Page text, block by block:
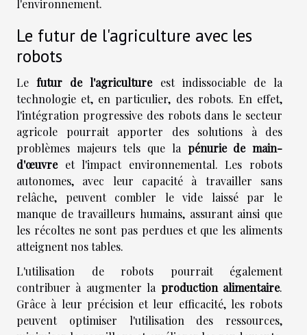
l'environnement.
Le futur de l'agriculture avec les
robots
Lefutur de l'agricultureest indissociable de la
technologie et, en particulier, des robots. En effet,
l'intégration progressive des robots dans le secteur
agricole pourrait apporter des solutions à des
problèmes majeurs tels que la pénurie de main-
d'œuvreet l'impact environnemental. Les robots
autonomes, avec leur capacité à travailler sans
relâche, peuvent combler le vide laissé par le
manque de travailleurs humains, assurant ainsi que
les récoltes ne sont pas perdues et que les aliments
atteignent nos tables.
L'utilisation de robots pourrait également
contribuer à augmenter la production alimentaire.
Grâce à leur précision et leur efficacité, les robots
peuvent optimiser l'utilisation des ressources,